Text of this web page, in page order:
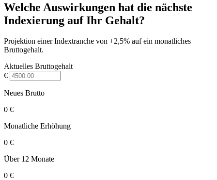
Welche Auswirkungen hat die nächste
Indexierung auf Ihr Gehalt?
Projektion einer Indextranche von +2,5% auf ein monatliches
Bruttogehalt.
Aktuelles Bruttogehalt
€
Neues Brutto
0 €
Monatliche Erhöhung
0 €
Über 12 Monate
0 €